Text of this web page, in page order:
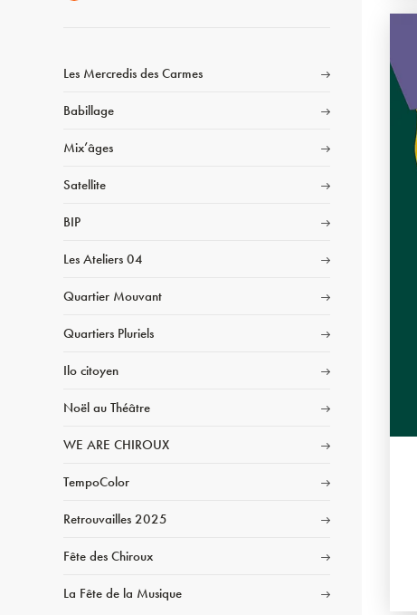
Les Mercredis des Carmes
Babillage
Mix’âges
Satellite
BIP
Les Ateliers 04
Quartier Mouvant
Quartiers Pluriels
Ilo citoyen
Noël au Théâtre
WE ARE CHIROUX
TempoColor
Retrouvailles 2025
Fête des Chiroux
La Fête de la Musique